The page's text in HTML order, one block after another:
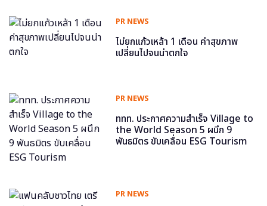
PR NEWS
ไม่ยกแก้วเหล้า 1 เดือน ค่าสุขภาพ
เปลี่ยนไปจนน่าตกใจ
PR NEWS
ททท. ประกาศความสำเร็จ Village to
the World Season 5 ผนึก 9
พันธมิตร ขับเคลื่อน ESG Tourism
PR NEWS